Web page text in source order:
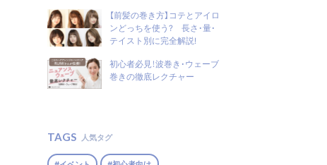
【前髪の巻き方】コテとアイロ
ンどっちを使う? 長さ・量・
テイスト別に完全解説!
初心者必見！波巻き・ウェーブ
巻きの徹底レクチャー
TAGS 人気タグ
個人情報保護方針
お問い合わせ